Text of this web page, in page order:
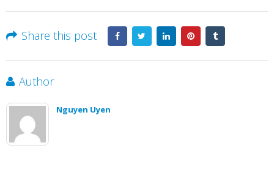
Share this post
Author
Nguyen Uyen